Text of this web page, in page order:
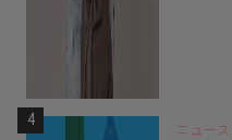
4 ニュース